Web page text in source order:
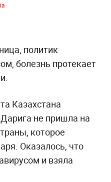
политик
болезнь протекает
Казахстана
не пришла на
которое
Оказалось, что
и взяла